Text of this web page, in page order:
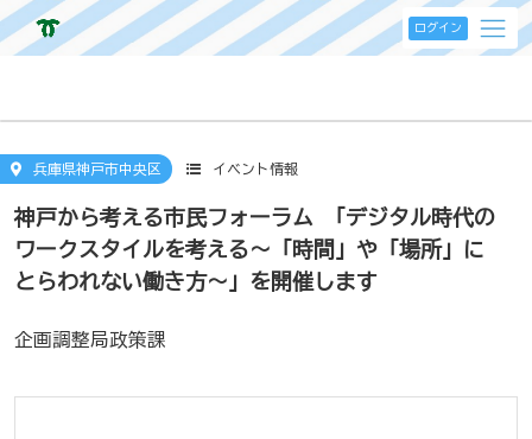
ログイン
兵庫県神戸市中央区 イベント情報
神戸から考える市民フォーラム 「デジタル時代の
ワークスタイルを考える～「時間」や「場所」に
とらわれない働き方～」を開催します
企画調整局政策課